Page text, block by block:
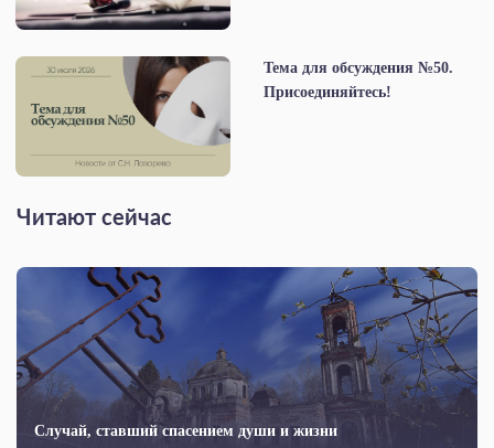
Тема для обсуждения №50.
Присоединяйтесь!
Читают сейчас
Случай, ставший спасением души и жизни